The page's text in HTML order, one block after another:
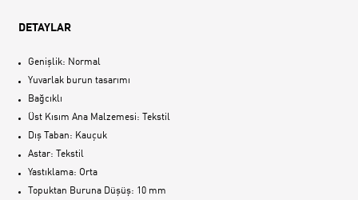
DETAYLAR
Genişlik: Normal
Yuvarlak burun tasarımı
Bağcıklı
Üst Kısım Ana Malzemesi: Tekstil
Dış Taban: Kauçuk
Astar: Tekstil
Yastıklama: Orta
Topuktan Buruna Düşüş: 10 mm